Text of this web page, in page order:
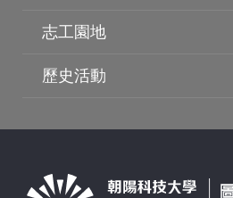
志工園地
歷史活動